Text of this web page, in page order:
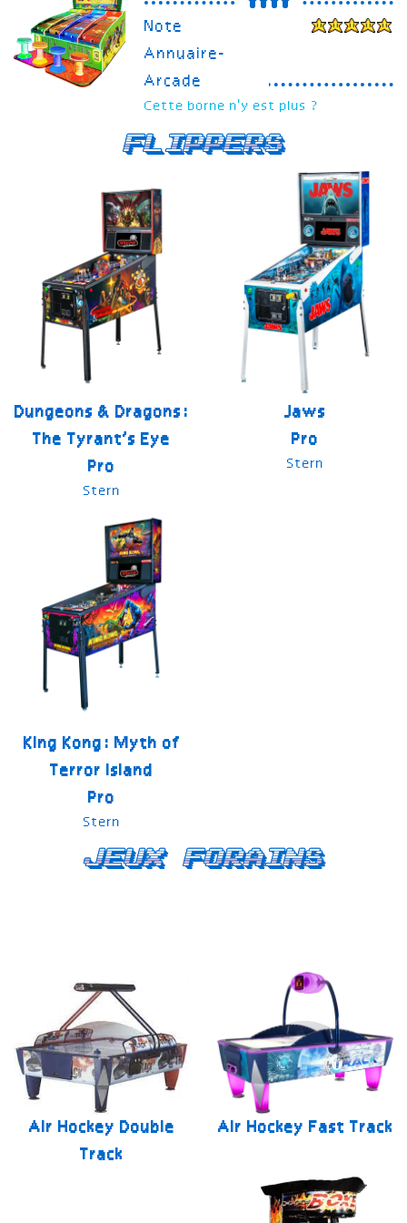
Note
Annuaire-
Arcade
Cette borne n'y est plus ?
Flippers
Dungeons & Dragons:
The Tyrant’s Eye
Pro
Stern
Jaws
Pro
Stern
King Kong: Myth of
Terror Island
Pro
Stern
Jeux forains
Air Hockey Double
Track
Air Hockey Fast Track